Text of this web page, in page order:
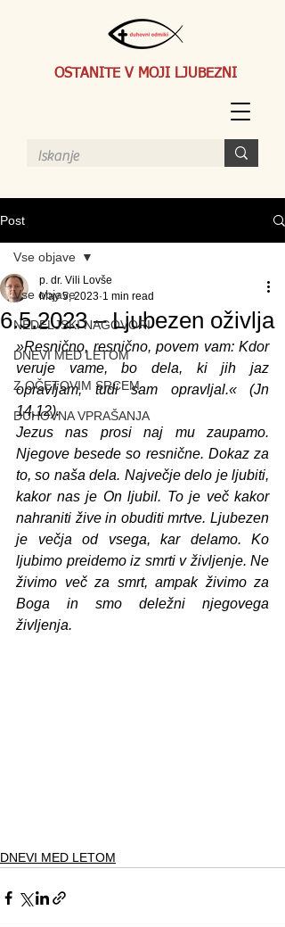
OSTANITE V MOJI LJUBEZNI
Post
Vse objave
NEDELJSKI NAGOVORI
DNEVI MED LETOM
Z OČETOVIM SRCEM
DUHOVNA VPRAŠANJA
Vse objave
6.5.2023 – Ljubezen oživlja
p. dr. Vili Lovše
May 5, 2023 1 min read
»Resnično, resnično, povem vam: Kdor
veruje vame, bo dela, ki jih jaz
opravljam, tudi sam opravljal.« (Jn
14,12).
Jezus nas prosi naj mu zaupamo.
Njegove besede so resnične. Dokaz za
to, so naša dela. Največje delo je ljubiti,
kakor nas je On ljubil. To je več kakor
nahraniti žive in obuditi mrtve. Ljubezen
je večja od vsega, kar delamo. Ko
ljubimo preidemo iz smrti v življenje. Ne
živimo več za smrt, ampak živimo za
Boga in smo deležni njegovega
življenja.
DNEVI MED LETOM